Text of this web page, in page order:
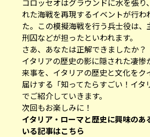
れた海戦を再現するイベントが行わ
た。この模擬海戦を行う兵士役は、
刑囚などが担ったといわれます。
さあ、あなたは正解できましたか？
イタリアの歴史の影に隠された凄惨
来事を、イタリアの歴史と文化をク
届けする「知ってたらすごい！イタ
でご紹介していきます。
次回もお楽しみに！
イタリア・ローマと歴史に興味のあ
いる記事はこちら